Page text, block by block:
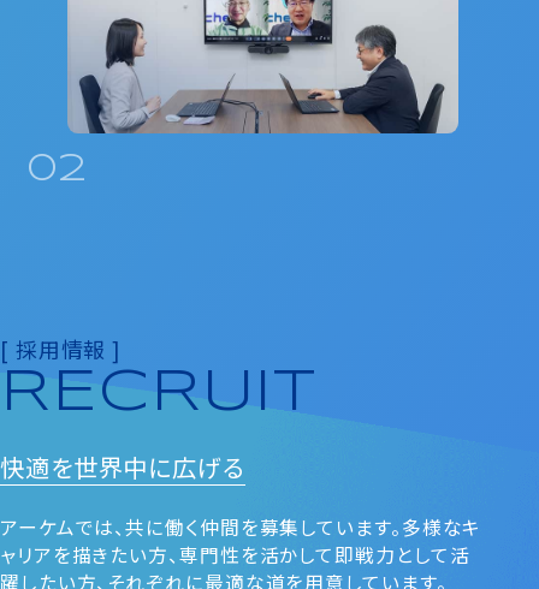
02
[ 採用情報 ]
RECRUIT
快適を世界中に広げる
アーケムでは、共に働く仲間を募集しています。多様なキ
ャリアを描きたい⽅、専⾨性を活かして即戦⼒として活
躍したい⽅、それぞれに最適な道を⽤意しています。